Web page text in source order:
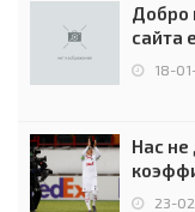
Добро
сайта
18-
Нас не
23-